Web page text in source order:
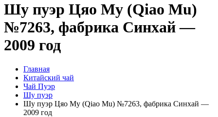
Шу пуэр Цяо Му (Qiao Mu)
№7263, фабрика Синхай —
2009 год
Главная
Китайский чай
Чай Пуэр
Шу пуэр
Шу пуэр Цяо Му (Qiao Mu) №7263, фабрика Синхай —
2009 год